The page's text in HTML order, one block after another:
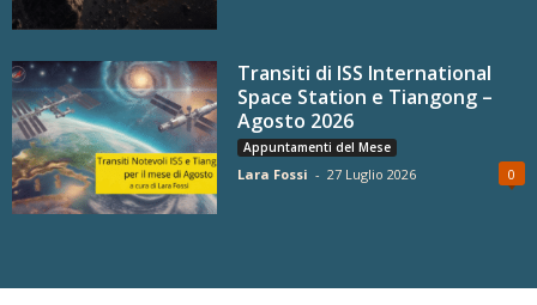
Transiti di ISS International
Space Station e Tiangong –
Agosto 2026
Appuntamenti del Mese
Lara Fossi - 27 Luglio 2026 0